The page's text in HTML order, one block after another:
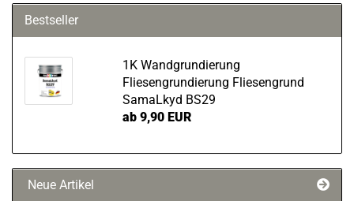
Bestseller
1K Wandgrundierung
Fliesengrundierung Fliesengrund
SamaLkyd BS29
ab 9,90 EUR
Neue Artikel